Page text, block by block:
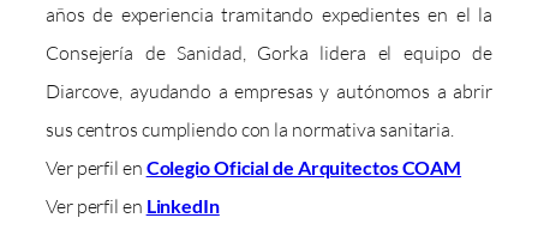
años de experiencia tramitando expedientes en el la
Consejería de Sanidad, Gorka lidera el equipo de
Diarcove, ayudando a empresas y autónomos a abrir
sus centros cumpliendo con la normativa sanitaria.
Ver perfil en Colegio Oficial de Arquitectos COAM
Ver perfil en LinkedIn